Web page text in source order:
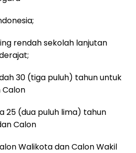
rendah sekolah lanjutan
30 (tiga puluh) tahun untuk
Calon
25 (dua puluh lima) tahun
Calon
Walikota dan Calon Wakil